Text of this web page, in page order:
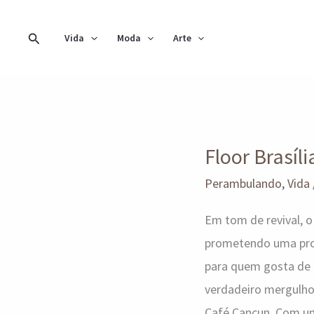
Pesquisar
Vida Moda Arte
Floor
Perambulando,Vida
Em tom de revival,
prometendo uma
para quem gosta
verdadeiro
Brasília
2024
pura
nostalgia